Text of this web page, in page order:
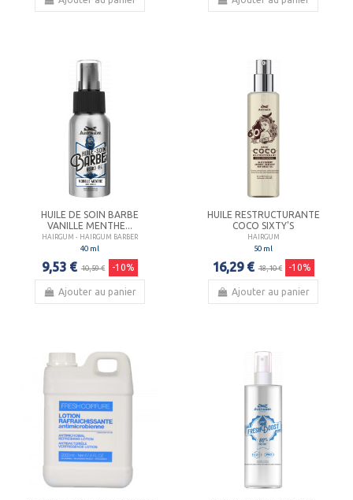
HUILE DE SOIN BARBE
VANILLE MENTHE...
HAIRGUM - HAIRGUM BARBER
40 ml
9,53 € 10,59 € -10%
Ajouter au panier
HUILE RESTRUCTURANTE
COCO SIXTY'S
HAIRGUM
50 ml
16,29 € 18,10 € -10%
Ajouter au panier